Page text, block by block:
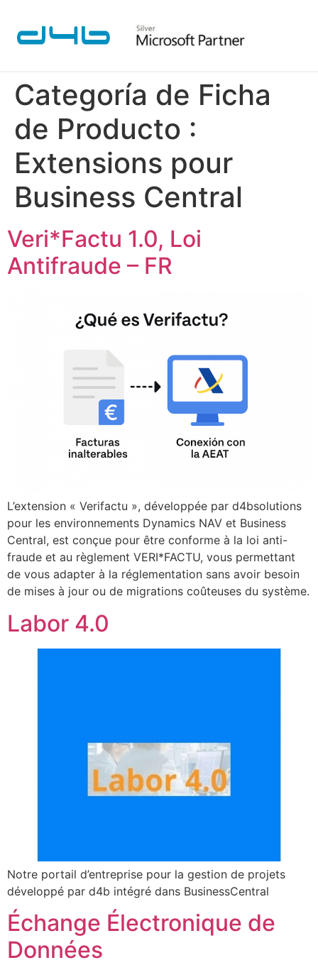
Categoría de Ficha
de Producto :
Extensions pour
Business Central
Veri*Factu 1.0, Loi
Antifraude – FR
L’extension « Verifactu », développée par d4bsolutions
pour les environnements Dynamics NAV et Business
Central, est conçue pour être conforme à la loi anti-
fraude et au règlement VERI*FACTU, vous permettant
de vous adapter à la réglementation sans avoir besoin
de mises à jour ou de migrations coûteuses du système.
Labor 4.0
Notre portail d’entreprise pour la gestion de projets
développé par d4b intégré dans BusinessCentral
Échange Électronique de
Données